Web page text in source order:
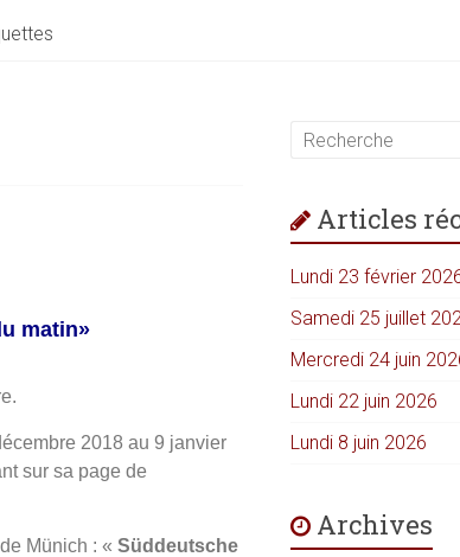
matin»
2018 au 9 janvier
sur sa page de
Münich : « Süddeutsche
Articles
Lundi 23 février
Samedi 25 juillet
Mercredi 24 juin
Lundi 22 juin 2026
Lundi 8 juin 2026
Archives